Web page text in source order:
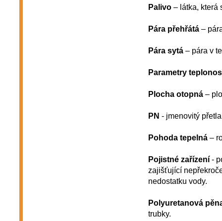
Palivo– látka, která
Pára přehřátá–
Pára sytá– pára v
Parametry
Plocha otopná–
PN - jmenovitý
Pohoda tepelná–
Pojistné zařízení-
zajišťující
nedostatku vody.
Polyuretanová
trubky.